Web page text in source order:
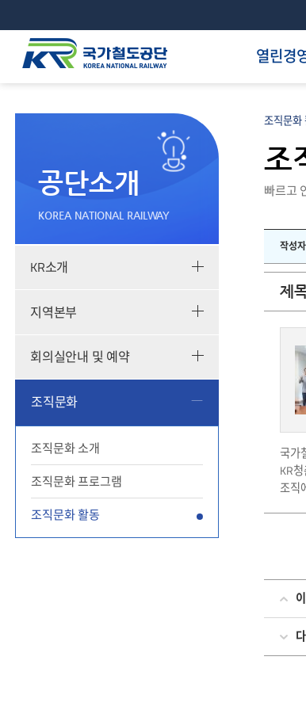
열린경
공단소개
KOREA NATIONAL RAILWAY
KR소개
지역본부
회의실안내 및 예약
조직문화
조직문화 소개
조직문화 프로그램
조직문화 활동
조직문화
조
빠르고
작성자
제
국가
KR
조직